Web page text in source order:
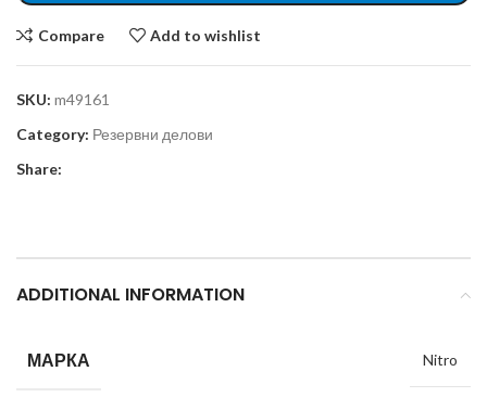
Compare Add to wishlist
SKU: m49161
Category: Резервни делови
Share:
ADDITIONAL INFORMATION
МАРКА Nitro